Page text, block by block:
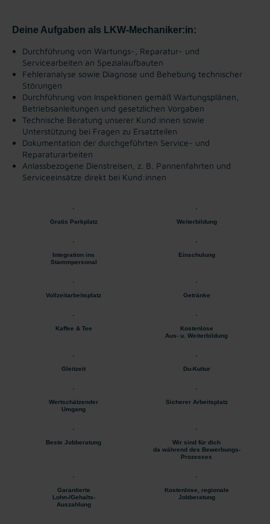
Deine Aufgaben als LKW-Mechaniker:in:
Durchführung von Wartungs-, Reparatur- und
Servicearbeiten an Spezialaufbauten
Fehleranalyse sowie Diagnose und Behebung technischer
Störungen
Durchführung von Inspektionen gemäß Wartungsplänen,
Betriebsanleitungen und gesetzlichen Vorgaben
Technische Beratung unserer Kund:innen sowie
Unterstützung bei Fragen zu Ersatzteilen
Dokumentation der durchgeführten Service- und
Reparaturarbeiten
Anlassbezogene Dienstreisen, z. B. Pannenfahrten und
Serviceeinsätze direkt bei Kund:innen
Gratis Parkplatz Weiterbildung
Integration ins
Stammpersonal
Einschulung
Vollzeitarbeitsplatz Getränke
Kaffee & Tee
Kostenlose
Aus- u. Weiterbildung
Gleitzeit Du-Kultur
Wertschätzender
Umgang
Sicherer Arbeitsplatz
Beste Jobberatung
Wir sind für dich
da während des Bewerbungs-
Prozesses
Garantierte
Lohn-/Gehalts-
Auszahlung
Kostenlose, regionale
Jobberatung